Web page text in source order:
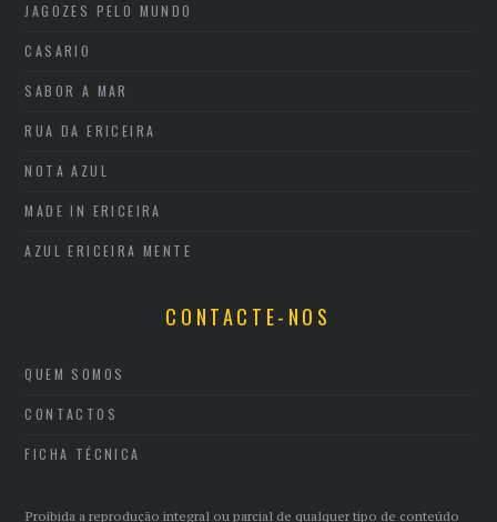
JAGOZES PELO MUNDO
CASARIO
SABOR A MAR
RUA DA ERICEIRA
NOTA AZUL
MADE IN ERICEIRA
AZUL ERICEIRA MENTE
CONTACTE-NOS
QUEM SOMOS
CONTACTOS
FICHA TÉCNICA
Proibida a reprodução integral ou parcial de qualquer tipo de conteúdo